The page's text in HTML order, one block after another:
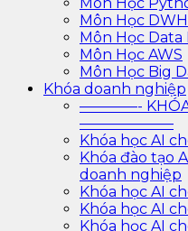
Môn Học
Môn Học Data
Môn Học AWS
Môn Học Big
Khóa doanh nghiệp
————- KHÓA
——————–
Khóa học AI
Khóa đào tạo
doanh nghiệp
Khóa học AI
Khóa học AI
Khóa học AI